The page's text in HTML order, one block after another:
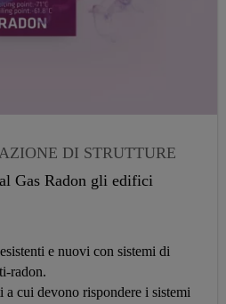
DI STRUTTURE
Gas Radon gli edifici
e nuovi con sistemi di
radon.
cui devono rispondere i sistemi